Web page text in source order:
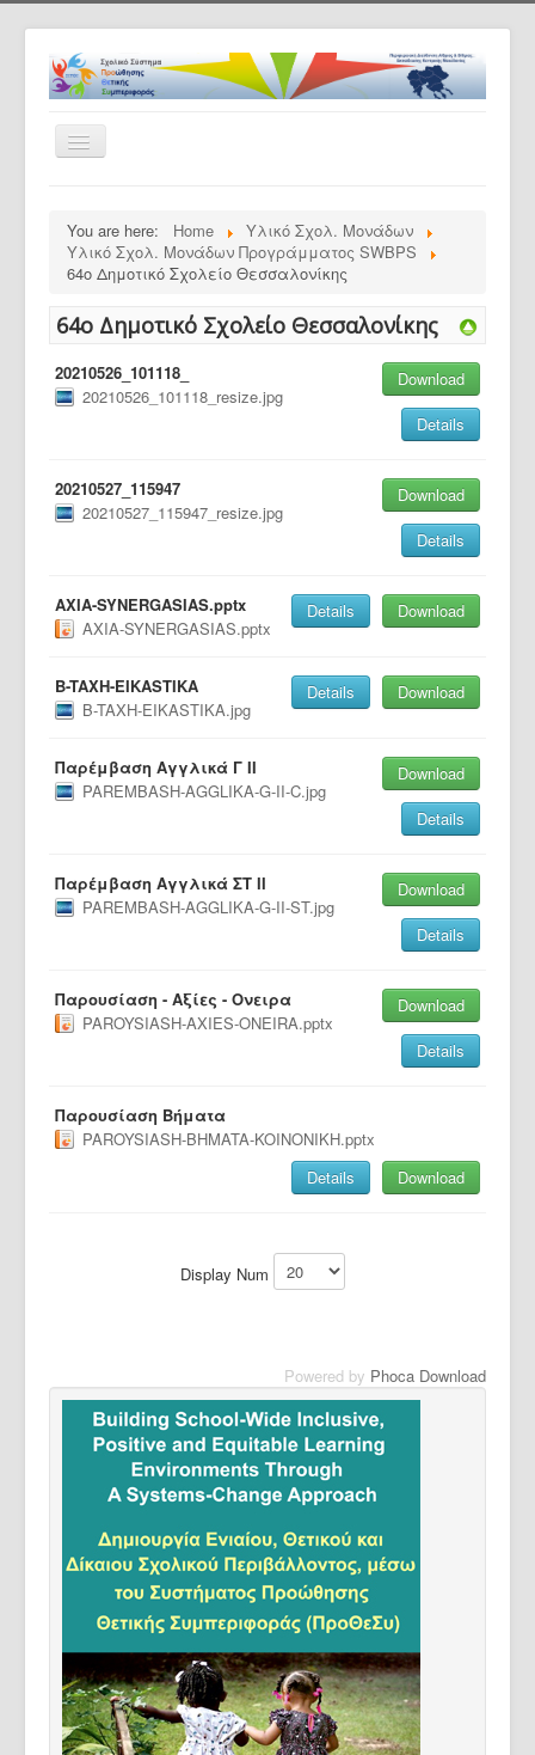
Toggle
Navigation
Το πρόγραμμα
Ανακοινώσεις
Εταίροι
Συνεργαζ. Σχολεία
ΠΡΟΘΕΣΥ -Εκπαιδευτικό Υλικό
Επικοινωνία
You are here: Home
Υλικό Σχολ. Μονάδων
Υλικό Σχολ. Μονάδων Προγράμματος SWBPS
64ο Δημοτικό Σχολείο Θεσσαλονίκης
64ο Δημοτικό Σχολείο Θεσσαλονίκης
20210526_101118_
20210526_101118_resize.jpg
Download
Details
20210527_115947
20210527_115947_resize.jpg
Download
Details
AXIA-SYNERGASIAS.pptx
AXIA-SYNERGASIAS.pptx
Download
Details
B-TAXH-EIKASTIKA
B-TAXH-EIKASTIKA.jpg
Download
Details
Παρέμβαση Αγγλικά Γ ΙΙ
PAREMBASH-AGGLIKA-G-II-C.jpg
Download
Details
Παρέμβαση Αγγλικά ΣΤ ΙΙ
PAREMBASH-AGGLIKA-G-II-ST.jpg
Download
Details
Παρουσίαση - Αξίες - Ονειρα
PAROYSIASH-AXIES-ONEIRA.pptx
Download
Details
Παρουσίαση Βήματα
PAROYSIASH-BHMATA-KOINONIKH.pptx
Download
Details
Display Num
Powered by Phoca Download